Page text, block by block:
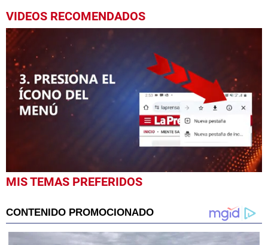
VIDEOS RECOMENDADOS
0
seconds
seconds
MIS TEMAS PREFERIDOS